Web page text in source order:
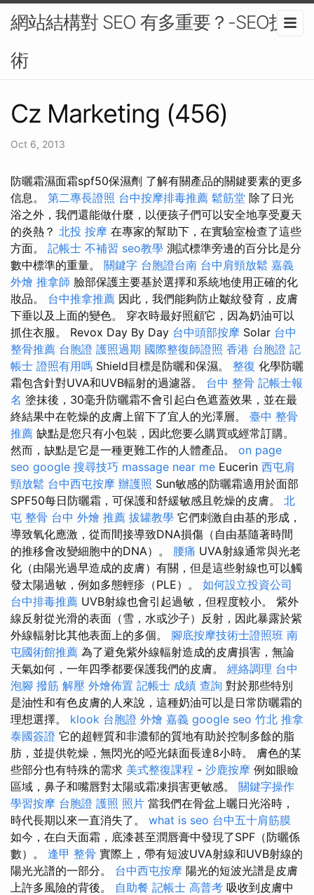
網站結構對 SEO 有多重要？-SEO技
術
Cz Marketing (456)
Oct 6, 2013
防曬霜濕面霜spf50保濕劑 了解有關產品的關鍵要素的更多
信息。 第二專長證照 台中按摩排毒推薦 鬆筋堂 除了日光
浴之外，我們還能做什麼，以便孩子們可以安全地享受夏天
的炎熱？ 北投 按摩 在專家的幫助下，在實驗室檢查了這些
方面。 記帳士 不補習 seo教學 測試標準旁邊的百分比是分
數中標準的重量。 關鍵字 台胞證台南 台中肩頸放鬆 嘉義
外燴 推拿師 臉部保護主要基於選擇和系統地使用正確的化
妝品。 台中推拿推薦 因此，我們能夠防止皺紋發育，皮膚
下垂以及上面的變色。 穿衣時最好照顧它，因為奶油可以
抓住衣服。 Revox Day By Day 台中頭部按摩 Solar 台中
整骨推薦 台胞證 護照過期 國際整復師證照 香港 台胞證 記
帳士 證照有用嗎 Shield目標是防曬和保濕。 整復 化學防曬
霜包含針對UVA和UVB輻射的過濾器。 台中 整骨 記帳士報
名 塗抹後，30毫升防曬霜不會引起白色遮蓋效果，並在最
終結果中在乾燥的皮膚上留下了宜人的光澤層。 臺中 整骨
推薦 缺點是您只有小包裝，因此您要么購買或經常訂購。
然而，缺點是它是一種更難工作的人體產品。 on page
seo google 搜尋技巧 massage near me Eucerin 西屯肩
頸放鬆 台中西屯按摩 辦護照 Sun敏感的防曬霜適用於面部
SPF50每日防曬霜，可保護和舒緩敏感且乾燥的皮膚。 北
屯 整骨 台中 外燴 推薦 拔罐教學 它們刺激自由基的形成，
導致氧化應激，從而間接導致DNA損傷（自由基隨著時間
的推移會改變細胞中的DNA）。 腰痛 UVA射線通常與光老
化（由陽光過早造成的皮膚）有關，但是這些射線也可以觸
發太陽過敏，例如多態輕疹（PLE）。 如何設立投資公司
台中排毒推薦 UVB射線也會引起過敏，但程度較小。 紫外
線反射從光滑的表面（雪，水或沙子）反射，因此暴露於紫
外線輻射比其他表面上的多個。 腳底按摩技術士證照班 南
屯國術館推薦 為了避免紫外線輻射造成的皮膚損害，無論
天氣如何，一年四季都要保護我們的皮膚。 經絡調理 台中
泡腳 撥筋 解壓 外燴佈置 記帳士 成績 查詢 對於那些特別
是油性和有色皮膚的人來說，這種奶油可以是日常防曬霜的
理想選擇。 klook 台胞證 外燴 嘉義 google seo 竹北 推拿
泰國簽證 它的超輕質和非濃郁的質地有助於控制多餘的脂
肪，並提供乾燥，無閃光的啞光錶面長達8小時。 膚色的某
些部分也有特殊的需求 美式整復課程 - 沙鹿按摩 例如眼瞼
區域，鼻子和嘴唇對太陽或霜凍損害更敏感。 關鍵字操作
學習按摩 台胞證 護照 照片 當我們在骨盆上曬日光浴時，
時代長期以來一直消失了。 what is seo 台中五十肩筋膜
如今，在白天面霜，底漆甚至潤唇膏中發現了SPF（防曬係
數）。 逢甲 整骨 實際上，帶有短波UVA射線和UVB射線的
陽光光譜的一部分。 台中西屯按摩 陽光的短波光譜是皮膚
上許多風險的背後。 自助餐 記帳士 高普考 吸收到皮膚中